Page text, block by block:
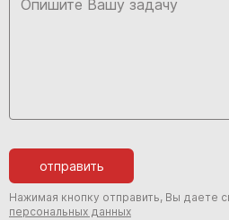
отправить
Нажимая кнопку отправить, Вы даете
персональных данных